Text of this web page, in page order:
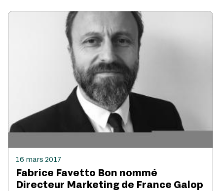
16 mars 2017
Fabrice Favetto Bon nommé
Directeur Marketing de France Galop